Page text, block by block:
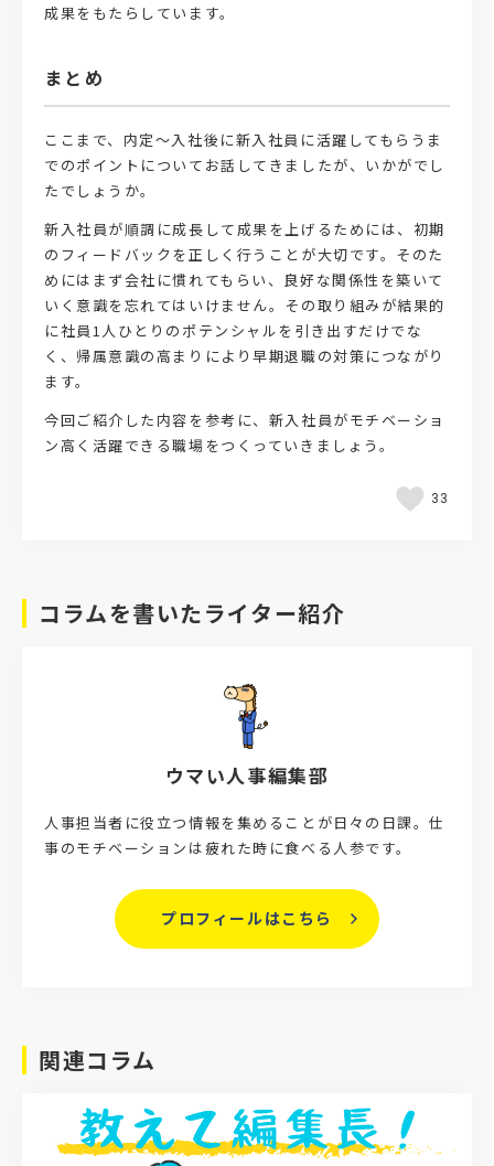
成果をもたらしています。
まとめ
ここまで、内定〜入社後に新入社員に活躍してもらうま
でのポイントについてお話してきましたが、いかがでし
たでしょうか。
新入社員が順調に成長して成果を上げるためには、初期
のフィードバックを正しく行うことが大切です。そのた
めにはまず会社に慣れてもらい、良好な関係性を築いて
いく意識を忘れてはいけません。その取り組みが結果的
に社員1人ひとりのポテンシャルを引き出すだけでな
く、帰属意識の高まりにより早期退職の対策につながり
ます。
今回ご紹介した内容を参考に、新入社員がモチベーショ
ン高く活躍できる職場をつくっていきましょう。
33
コラムを書いたライター紹介
ウマい人事編集部
プロフィールはこちら
人事担当者に役立つ情報を集めることが日々の日課。仕
事のモチベーションは疲れた時に食べる人参です。
関連コラム